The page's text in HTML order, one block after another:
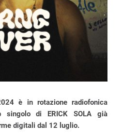
è in rotazione radiofonica
singolo di ERICK SOLA già
digitali dal 12 luglio.